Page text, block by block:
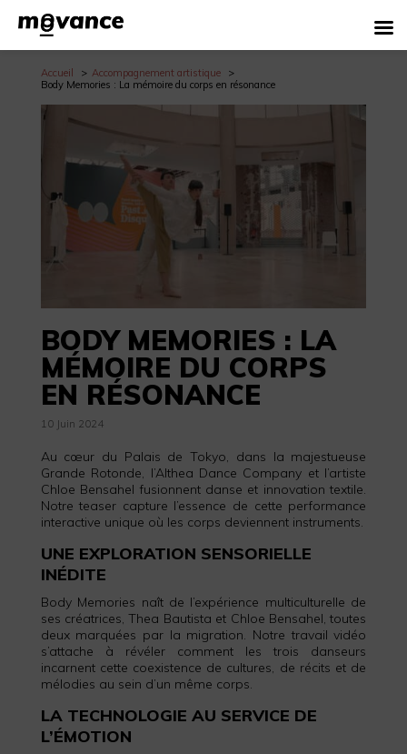
Accueil
Accompagnement artistique
Body Memories : La mémoire du corps en résonance
BODY MEMORIES : LA
MÉMOIRE DU CORPS
EN RÉSONANCE
10 Juin 2024
Au cœur du Palais de Tokyo, dans la majestueuse
Grande Rotonde, l’Althea Dance Company et l’artiste
Chloe Bensahel fusionnent danse et innovation textile.
Notre teaser capture l’essence de cette performance
interactive unique où les corps deviennent instruments.
UNE EXPLORATION SENSORIELLE
INÉDITE
Body Memories naît de l’expérience multiculturelle de
ses créatrices, Thea Bautista et Chloe Bensahel, toutes
deux marquées par la migration. Notre travail vidéo
s’attache à révéler comment les trois danseurs
incarnent cette coexistence de cultures, de récits et de
mélodies au sein d’un même corps.
LA TECHNOLOGIE AU SERVICE DE
L’ÉMOTION